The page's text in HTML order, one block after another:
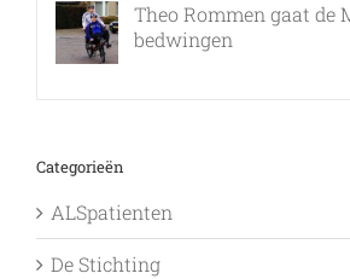
Theo Rommen gaat de
bedwingen
Categorieën
ALSpatienten
De Stichting